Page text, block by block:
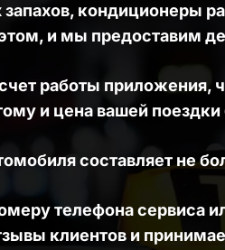
кондиционеры
и мы предоставим
работы приложения,
и цена вашей
составляет не
телефона сервиса
клиентов и